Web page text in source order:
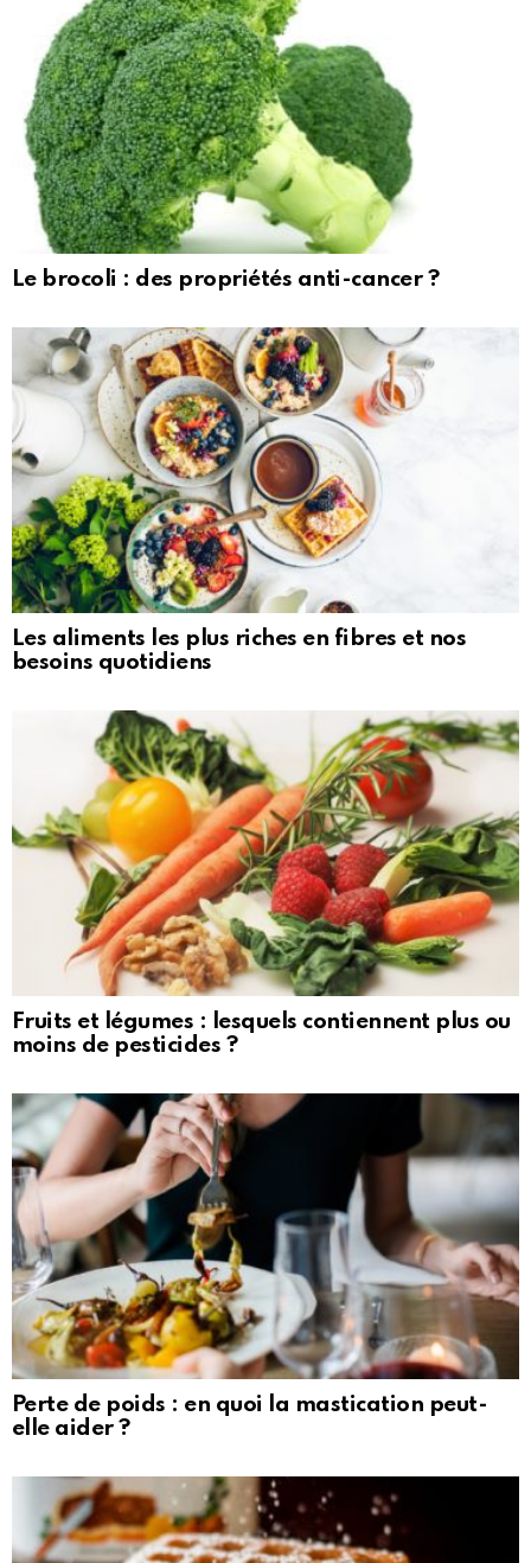
Le brocoli : des propriétés anti-cancer ?
Les aliments les plus riches en fibres et nos
besoins quotidiens
Fruits et légumes : lesquels contiennent plus ou
moins de pesticides ?
Perte de poids : en quoi la mastication peut-
elle aider ?